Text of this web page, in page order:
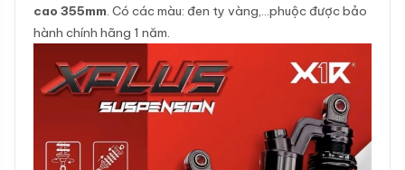
cao 355mm. Có các màu: đen ty vàng,…phuộc được bảo
hành chính hãng 1 năm.